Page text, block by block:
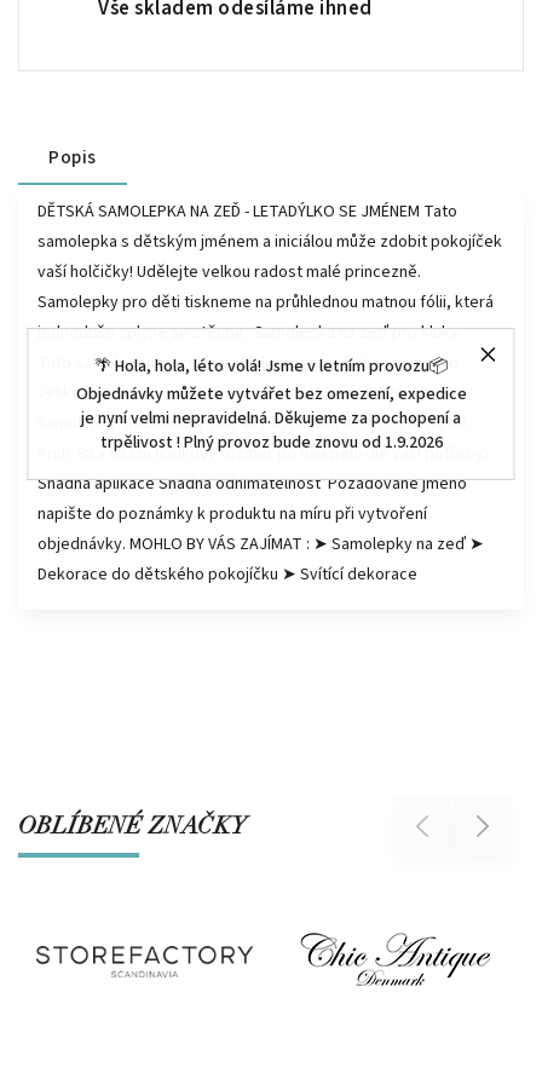
🌴 Hola, hola, léto volá! Jsme v letním provozu📦
Objednávky můžete vytvářet bez omezení, expedice
je nyní velmi nepravidelná. Děkujeme za pochopení a
trpělivost ! Plný provoz bude znovu od 1.9.2026
Vše skladem odesíláme ihned
Popis
DĚTSKÁ SAMOLEPKA NA ZEĎ - LETADÝLKO SE JMÉNEM Tato
samolepka s dětským jménem a iniciálou může zdobit pokojíček
vaší holčičky! Udělejte velkou radost malé princezně.
Samolepky pro děti tiskneme na průhlednou matnou fólii, která
jednoduše splyne se stěnou. Samolepka na zeď pro kluky
Tuto samolepku na zeď pro kluky zpracováváme na arch o
velikosti 98 x 65 cm. Na tomto archu jsou jednotlivé díly
samolepky. naskládány tak, aby byl finální efekt co největší.
Arch 98 x 65 cm (celkový rozměr po nalepení dle Vaší potřeby).
Snadná aplikace Snadná odnímatelnost Požadované jméno
napište do poznámky k produktu na míru při vytvoření
objednávky. MOHLO BY VÁS ZAJÍMAT : ➤ Samolepky na zeď ➤
Dekorace do dětského pokojíčku ➤ Svítící dekorace
OBLÍBENÉ ZNAČKY Previous Next